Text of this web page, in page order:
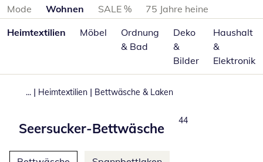
Produktkategorien überspringen
Mode Wohnen SALE %
75 Jahre heine
Heimtextilien
Möbel
Ordnung
& Bad
Deko
&
Bilder
Haushalt
&
Elektronik
... | Heimtextilien | Bettwäsche & Laken
Seersucker-Bettwäsche
Produkte
44
Weitere Kategorien überspringen